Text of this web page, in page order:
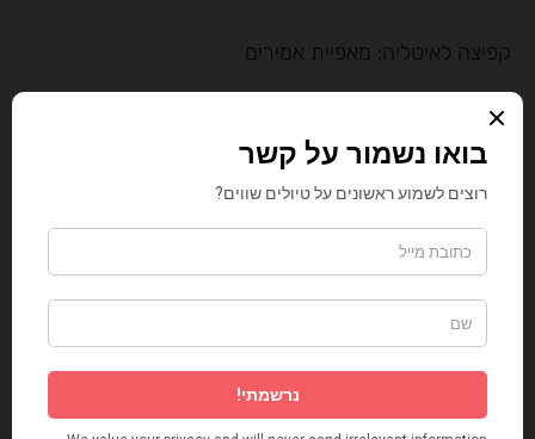
קפיצה לאיטליה: מאפיית אמירים
חנינו אל מול "אמירים" מאפייה רגילה למראה רק כדי
לגלות שבפנים פועלת פיצה נאפוליטנית בטאבון עם
עצים חיים אמיתי כמו שמתבקש במסורת האיטלקית.
הפיציולו אמיר אבו-רייש, פתח בית מאפה
איטלקי-דרוזי ומאז הוא מכין פיצה רומאית ונאפוליטנית
על פי כל כללי הטקס, והתוצאה ביס נהדר שיחזיר
אתכם ברגע לארץ המגף. אני אישית אהבתי יותר את
הפיצה הרומאית הקלאסית של אמיר מאשר את זו
שטעמתי במסעדה רומאית מפונפנת. אגב, מסתבר